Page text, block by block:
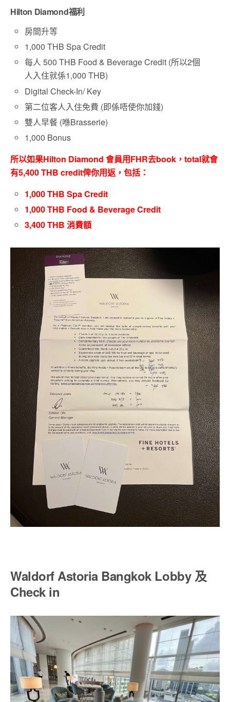
Hilton Diamond福利
房間升等
1,000 THB Spa Credit
每人 500 THB Food & Beverage Credit (所以2個
人入住就係1,000 THB)
Digital Check-In/ Key
第二位客人入住免費 (即係唔使你加錢)
雙人早餐 (喺Brasserie)
1,000 Bonus
所以如果Hilton Diamond 會員用FHR去book，total就會
有5,400 THB credit俾你用返，包括：
1,000 THB Spa Credit
1,000 THB Food & Beverage Credit
3,400 THB 消費額
Waldorf Astoria Bangkok Lobby 及
Check in